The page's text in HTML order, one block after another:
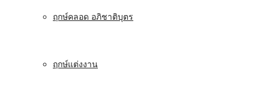
ฤกษ์คลอด อภิชาติบุตร
ฤกษ์แต่งงาน